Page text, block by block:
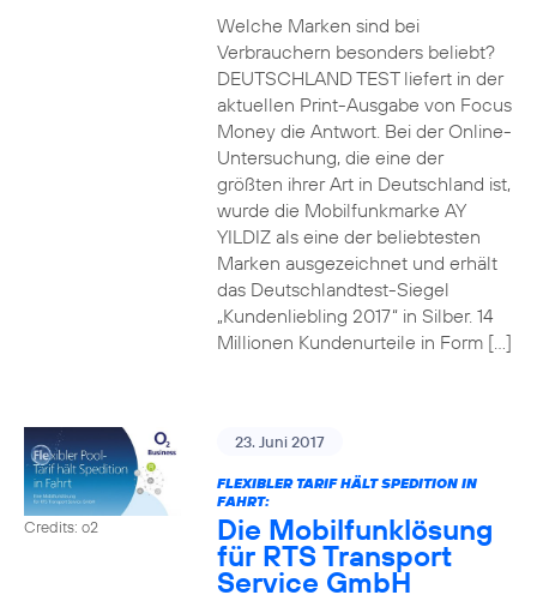
Welche Marken sind bei
Verbrauchern besonders beliebt?
DEUTSCHLAND TEST liefert in der
aktuellen Print-Ausgabe von Focus
Money die Antwort. Bei der Online-
Untersuchung, die eine der
größten ihrer Art in Deutschland ist,
wurde die Mobilfunkmarke AY
YILDIZ als eine der beliebtesten
Marken ausgezeichnet und erhält
das Deutschlandtest-Siegel
„Kundenliebling 2017“ in Silber. 14
Millionen Kundenurteile in Form […]
Credits: o2
23. Juni 2017
FLEXIBLER TARIF HÄLT SPEDITION IN
FAHRT:
Die Mobilfunklösung
für RTS Transport
Service GmbH